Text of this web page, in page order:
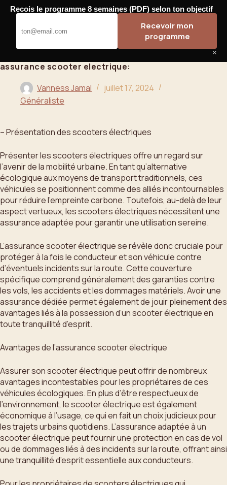
Passer
contenu
Bahoo
assurance scooter electrique:
Vanness Jamal
juillet 17, 2024
Généraliste
– Présentation des scooters électriques
Présenter les scooters électriques offre un regard sur
l’avenir de la mobilité urbaine. En tant qu’alternative
écologique aux moyens de transport traditionnels, ces
véhicules se positionnent comme des alliés incontournables
pour réduire l’empreinte carbone. Toutefois, au-delà de leur
aspect vertueux, les scooters électriques nécessitent une
assurance adaptée pour garantir une utilisation sereine.
L’assurance scooter électrique se révèle donc cruciale pour
protéger à la fois le conducteur et son véhicule contre
d’éventuels incidents sur la route. Cette couverture
spécifique comprend généralement des garanties contre
les vols, les accidents et les dommages matériels. Avoir une
assurance dédiée permet également de jouir pleinement des
avantages liés à la possession d’un scooter électrique en
toute tranquillité d’esprit.
Avantages de l’assurance scooter électrique
Assurer son scooter électrique peut offrir de nombreux
avantages incontestables pour les propriétaires de ces
véhicules écologiques. En plus d’être respectueux de
l’environnement, le scooter électrique est également
économique à l’usage, ce qui en fait un choix judicieux pour
les trajets urbains quotidiens. L’assurance adaptée à un
scooter électrique peut fournir une protection en cas de vol
ou de dommages liés à des incidents sur la route, offrant ainsi
une tranquillité d’esprit essentielle aux conducteurs.
Recois le programme 8 semaines (PDF) selon ton objectif
Recevoir mon
programme
×